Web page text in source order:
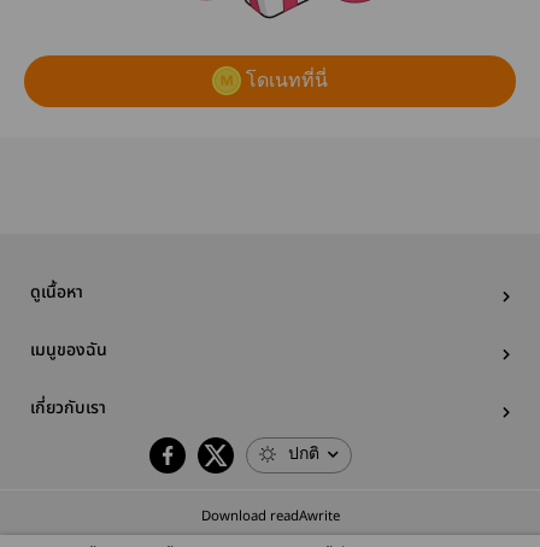
โดเนทที่นี่
ดูเนื้อหา
เมนูของฉัน
เกี่ยวกับเรา
ปกติ
Download readAwrite